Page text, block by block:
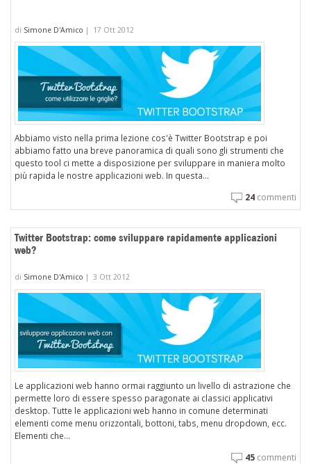
di Simone D'Amico | 17 Ott 2012
Abbiamo visto nella prima lezione cos'è Twitter Bootstrap e poi
abbiamo fatto una breve panoramica di quali sono gli strumenti che
questo tool ci mette a disposizione per sviluppare in maniera molto
più rapida le nostre applicazioni web. In questa...
24 commenti
Twitter Bootstrap: come sviluppare rapidamente applicazioni
web?
di Simone D'Amico | 3 Ott 2012
Le applicazioni web hanno ormai raggiunto un livello di astrazione che
permette loro di essere spesso paragonate ai classici applicativi
desktop. Tutte le applicazioni web hanno in comune determinati
elementi come menu orizzontali, bottoni, tabs, menu dropdown, ecc.
Elementi che...
45 commenti